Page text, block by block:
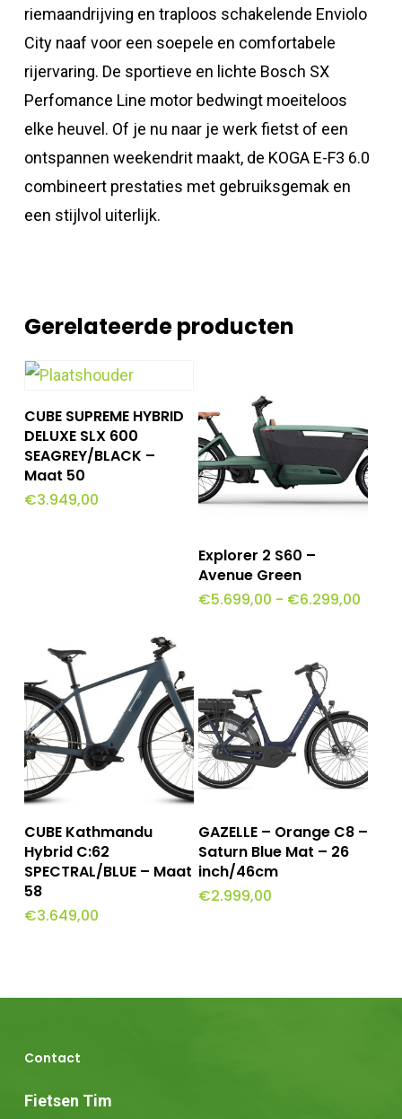
riemaandrijving en traploos schakelende Enviolo
City naaf voor een soepele en comfortabele
rijervaring. De sportieve en lichte Bosch SX
Perfomance Line motor bedwingt moeiteloos
elke heuvel. Of je nu naar je werk fietst of een
ontspannen weekendrit maakt, de KOGA E-F3 6.0
combineert prestaties met gebruiksgemak en
een stijlvol uiterlijk.
Gerelateerde producten
Toevoegen Aan
Winkelwagen
CUBE SUPREME HYBRID
DELUXE SLX 600
SEAGREY/BLACK –
Maat 50
€3.949,00
Opties Selecteren
product
heeft
Deze
optie
kan
gekozen
op
de
productpagina
Explorer 2 S60 –
Avenue Green
€5.699,00 - €6.299,00
Toevoegen Aan
Winkelwagen
CUBE Kathmandu
Hybrid C:62
SPECTRAL/BLUE – Maat
58
€3.649,00
Toevoegen Aan
Winkelwagen
GAZELLE – Orange C8 –
Saturn Blue Mat – 26
inch/46cm
€2.999,00
Contact
Fietsen Tim